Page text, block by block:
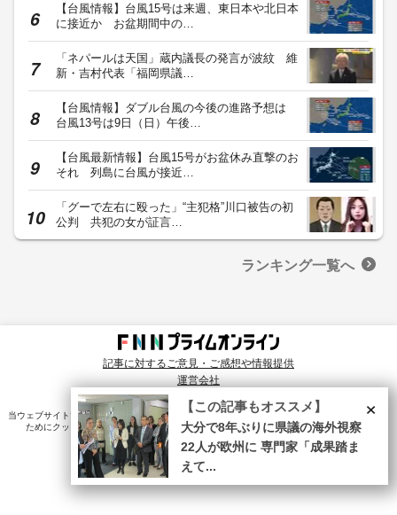
【台風情報】台風15号は来週、東日本や北日本
に接近か お盆期間中の…
「ネパールは天国」蔵内議長の発言が波紋 維
新・吉村代表「福岡県議…
【台風情報】ダブル台風の今後の進路予想は
台風13号は9日（日）午後…
【台風最新情報】台風15号がお盆休み直撃のお
それ 列島に台風が接近…
「グーで左右に殴った」“主犯格”川口被告の初
公判 共犯の女が証言…
ランキング一覧へ
記事に対するご意見・ご感想や情報提供
運営会社
© Fuji News Network, Inc. All rights reserved.
当ウェブサイトでは、ユーザのニーズ・興味・関⼼に合致したコンテンツや広告配信を提供する
ためにクッキーを使⽤しています。詳細は、プライバシーポリシーをご確認ください。
×
【この記事もオススメ】
大分で8年ぶりに県議の海外視察
22人が欧州に 専門家「成果踏ま
えて...